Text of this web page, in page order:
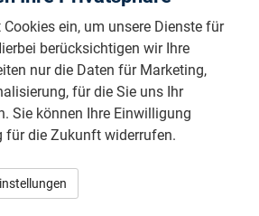
verschiedene Info-Profile
für Smartphones
vorhanden
Assist mit Fußgänger- und
Assist"
Cookies ein, um unsere Dienste für
berücksichtigen wir Ihre
nur die Daten für Marketing,
für die Sie uns Ihr
Sie können Ihre Einwilligung
für die Zukunft widerrufen.